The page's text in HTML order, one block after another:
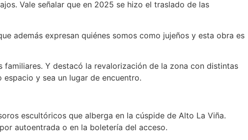
Vale señalar que en 2025 se hizo el traslado de las
además expresan quiénes somos como jujeños y esta obra es
Y destacó la revalorización de la zona con distintas
y sea un lugar de encuentro.
escultóricos que alberga en la cúspide de Alto La Viña.
autoentrada o en la boletería del acceso.